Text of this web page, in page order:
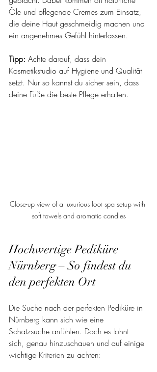
Öle und pflegende Cremes zum Einsatz,
die deine Haut geschmeidig machen und
ein angenehmes Gefühl hinterlassen.
Tipp: Achte darauf, dass dein
Kosmetikstudio auf Hygiene und Qualität
setzt. Nur so kannst du sicher sein, dass
deine Füße die beste Pflege erhalten.
Close-up view of a luxurious foot spa setup with
soft towels and aromatic candles
Hochwertige Pediküre
Nürnberg – So findest du
den perfekten Ort
Die Suche nach der perfekten Pediküre in
Nürnberg kann sich wie eine
Schatzsuche anfühlen. Doch es lohnt
sich, genau hinzuschauen und auf einige
wichtige Kriterien zu achten: